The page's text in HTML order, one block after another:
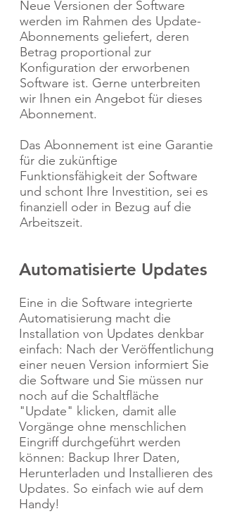
Neue Versionen der Software
werden im Rahmen des Update-
Abonnements geliefert, deren
Betrag proportional zur
Konfiguration der erworbenen
Software ist. Gerne unterbreiten
wir Ihnen ein Angebot für dieses
Abonnement.
Das Abonnement ist eine Garantie
für die zukünftige
Funktionsfähigkeit der Software
und schont Ihre Investition, sei es
finanziell oder in Bezug auf die
Arbeitszeit.
Automatisierte Updates
Eine in die Software integrierte
Automatisierung macht die
Installation von Updates denkbar
einfach: Nach der Veröffentlichung
einer neuen Version informiert Sie
die Software und Sie müssen nur
noch auf die Schaltfläche
"Update" klicken, damit alle
Vorgänge ohne menschlichen
Eingriff durchgeführt werden
können: Backup Ihrer Daten,
Herunterladen und Installieren des
Updates. So einfach wie auf dem
Handy!